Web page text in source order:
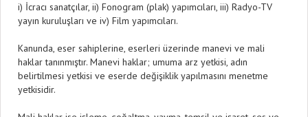
i) İcracı sanatçılar, ii) Fonogram (plak) yapımcıları, iii) Radyo-TV
yayın kuruluşları ve iv) Film yapımcıları.
Kanunda, eser sahiplerine, eserleri üzerinde manevi ve mali
haklar tanınmıştır. Manevi haklar; umuma arz yetkisi, adın
belirtilmesi yetkisi ve eserde değişiklik yapılmasını menetme
yetkisidir.